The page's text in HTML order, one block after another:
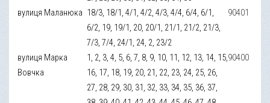
вулиця Маланюка 18/3, 18/1, 4/1, 4/2, 4/3, 4/4, 6/4, 6/1,
6/2, 19, 19/1, 20, 20/1, 21/1, 21/2, 21/3,
7/3, 7/4, 24/1, 24, 2, 23/2
90401
вулиця Марка
Вовчка
1, 2, 3, 4, 5, 6, 7, 8, 9, 10, 11, 12, 13, 14, 15,
16, 17, 18, 19, 20, 21, 22, 23, 24, 25, 26,
27, 28, 29, 30, 31, 32, 33, 34, 35, 36, 37,
90400